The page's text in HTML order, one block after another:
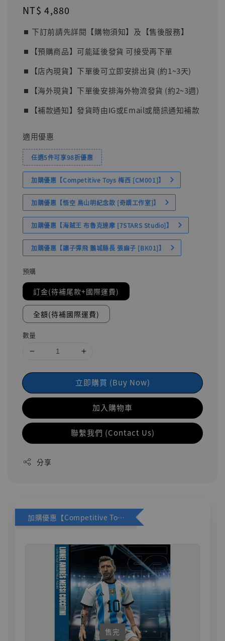
Regular
NT$ 4,880
⏹︎ 下訂前請先詳閱【購物須知】及【售後服務】
⏹︎【預購商品】可能延後發貨 可接受再下單
⏹︎【店內現貨】下單後可立即安排出貨 (約1~3天)
⏹︎【海外現貨】下單後安排海外物流發貨 (約2~3週)
⏹︎【補款通知】發貨時由IG或Email或簡訊通知補款
適用優惠
任選5件可享98折優惠
加購優惠【Competitive Toys 梅西 [CM001]】
加購優惠【悟空 鳥山明紀念款 [奇蹟工作室]】
加購優惠【海賊王 布魯克達摩 [7STARS Studio]】
加購優惠【讓子彈飛 鵝城縣長 張麻子 [BK01]】
預購
訂金(待補尾款+國際運費)
全額(待補國際運費)
數量
立即購買 (Buy Now)
加入購物車
聯繫我們 (Contact Us)
分享
加購優惠【Competitive Toys 梅西 [CM001]】
售完